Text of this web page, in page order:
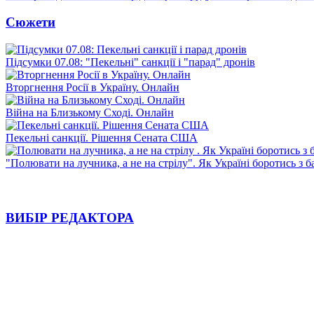
Сюжети
Підсумки 07.08: "Пекельні" санкції і "парад" дронів
Вторгнення Росії в Україну. Онлайн
Війна на Близькому Сході. Онлайн
Пекельні санкції. Рішення Сената США
"Полювати на лучника, а не на стрілу". Як Україні боротись з
ВИБІР РЕДАКТОРА